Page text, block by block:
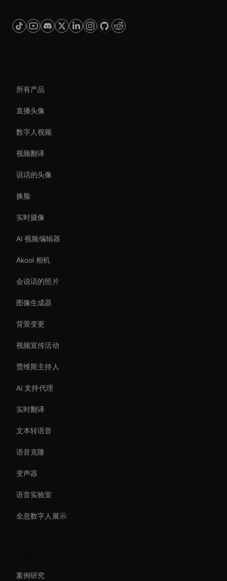
所有产品
直播头像
数字人视频
视频翻译
说话的头像
换脸
实时摄像
AI 视频编辑器
Akool 相机
会说话的照片
图像生成器
背景变更
视频宣传活动
贾维斯主持人
AI 支持代理
实时翻译
文本转语音
语音克隆
变声器
语音实验室
全息数字人展示
案例研究